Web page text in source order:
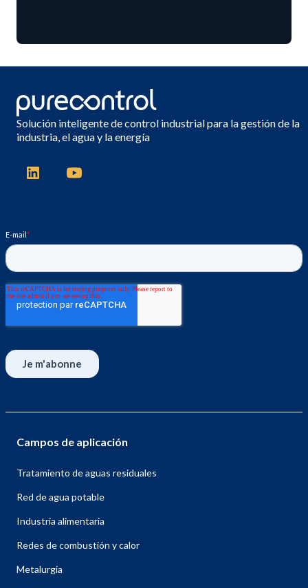
Solución inteligente de control industrial para la gestión de la
industria, el agua y la energía
Campos de aplicación
Tratamiento de aguas residuales
Red de agua potable
Industria alimentaria
Redes de combustión y calor
Metalurgia